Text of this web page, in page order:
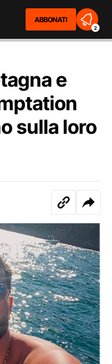
ABBONATI
2
e
sulla loro